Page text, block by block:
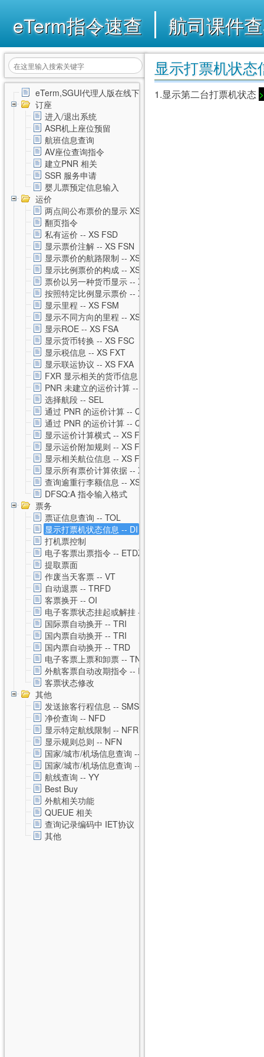
eTerm指令速查 航司课件
eTerm,SGUI代理人版在线下载
订座
进入/退出系统
ASR机上座位预留
航班信息查询
AV座位查询指令
建立PNR 相关
SSR 服务申请
婴儿票预定信息输入
运价
两点间公布票价的显示 XS FSD
翻页指令
私有运价 -- XS FSD
显示票价注解 -- XS FSN
显示票价的航路限制 -- XS FSL
显示比例票价的构成 -- XS FXH
票价以另一种货币显示 -- XS FXC
按照特定比例显示票价 -- XS FXM
显示里程 -- XS FSM
显示不同方向的里程 -- XS FSO
显示ROE -- XS FSA
显示货币转换 -- XS FSC
显示税信息 -- XS FXT
显示联运协议 -- XS FXA
FXR 显示相关的货币信息 -- XS FXR
PNR 未建立的运价计算 -- XS FSP
选择航段 -- SEL
通过 PNR 的运价计算 -- QTE
通过 PNR 的运价计算 -- QTE 私有运价
显示运价计算横式 -- XS FSQ
显示运价附加规则 -- XS FSG
显示相关航位信息 -- XS FSS
显示所有票价计算依据 -- XS FSU
查询逾重行李额信息 -- XS FSB
DFSQ:A 指令输入格式
票务
票证信息查询 -- TOL
显示打票机状态信息 -- DI
打机票控制
电子客票出票指令 -- ETDZ
提取票面
作废当天客票 -- VT
自动退票 -- TRFD
客票换开 -- OI
电子客票状态挂起或解挂 -- TSS
国际票自动换开 -- TRI
国内票自动换开 -- TRI
国内票自动换开 -- TRD
电子客票上票和卸票 -- TN
外航客票自动改期指令 -- RVAL
客票状态修改
其他
发送旅客行程信息 -- SMS
净价查询 -- NFD
显示特定航线限制 -- NFR
显示规则总则 -- NFN
国家/城市/机场信息查询 -- CNTZ
国家/城市/机场信息查询 -- CNTD
航线查询 -- YY
Best Buy
外航相关功能
QUEUE 相关
查询记录编码中 IET协议
其他
显示打票机状态
1.显示第二台打票机状态